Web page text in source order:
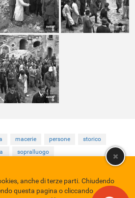
macerie persone
storico
sopralluogo
Nazionale
Privacy policy
anche di terze parti. Chiudendo
questa pagina o cliccando